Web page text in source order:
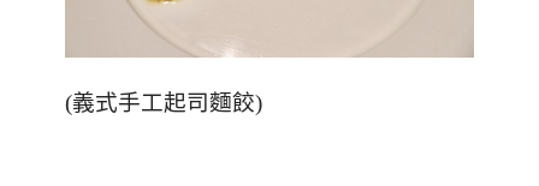
(義式手工起司麵餃)